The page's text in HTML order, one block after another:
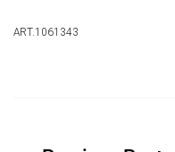
ART.1061343
Navigation